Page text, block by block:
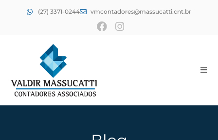
(27) 3371-0244 vmcontadores@massucatti.cnt.br